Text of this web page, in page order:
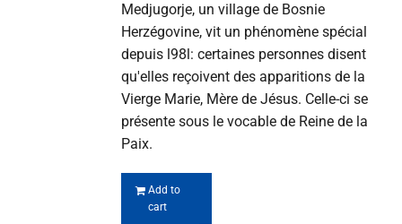
Medjugorje, un village de Bosnie
Herzégovine, vit un phénomène spécial
depuis l98l: certaines personnes disent
qu'elles reçoivent des apparitions de la
Vierge Marie, Mère de Jésus. Celle-ci se
présente sous le vocable de Reine de la
Paix.
Add to
cart